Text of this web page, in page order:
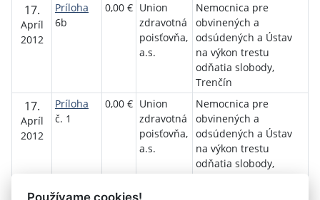
17.
Apríl
2012
Príloha
6b
0,00 € Union
zdravotná
poisťovňa,
a.s.
Nemocnica pre
obvinených a
odsúdených a Ústav
na výkon trestu
odňatia slobody,
Trenčín
17.
Apríl
2012
Príloha
č. 1
0,00 € Union
zdravotná
poisťovňa,
a.s.
Nemocnica pre
obvinených a
odsúdených a Ústav
na výkon trestu
odňatia slobody,
Používame cookies!